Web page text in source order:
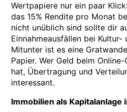
Wertpapiere nur ein paar
das 15% Rendite pro Monat
nicht unüblich sind sollte dir
Einnahmeausfällen bei
Mitunter ist es eine
Papier. Wer Geld beim
hat, Übertragung und
interessant.
Immobilien als Kapitalanlage